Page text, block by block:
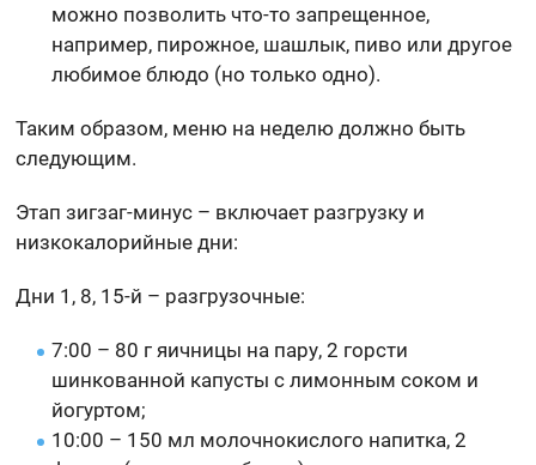
можно позволить что-то запрещенное,
например, пирожное, шашлык, пиво или другое
любимое блюдо (но только одно).
Таким образом, меню на неделю должно быть
следующим.
Этап зигзаг-минус – включает разгрузку и
низкокалорийные дни:
Дни 1, 8, 15-й – разгрузочные:
7:00 – 80 г яичницы на пару, 2 горсти
шинкованной капусты с лимонным соком и
йогуртом;
10:00 – 150 мл молочнокислого напитка, 2